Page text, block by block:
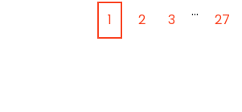
1 2 3 … 27